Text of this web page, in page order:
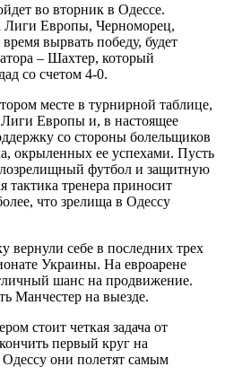
во вторник в Одессе.
Лиги Европы, Черноморец,
вырвать победу, будет
– Шахтер, который
со счетом 4-0.
месте в турнирной таблице,
Европы и, в настоящее
со стороны болельщиков
окрыленных ее успехами. Пусть
футбол и защитную
тактика тренера приносит
что зрелища в Одессу
себе в последних трех
Украины. На евроарене
шанс на продвижение.
Манчестер на выезде.
стоит четкая задача от
первый круг на
они полетят самым